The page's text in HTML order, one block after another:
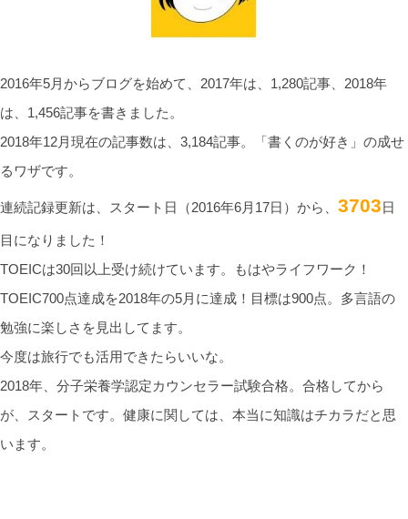
2016年5月からブログを始めて、2017年は、1,280記事、2018年
は、1,456記事を書きました。
2018年12月現在の記事数は、3,184記事。「書くのが好き」の成せ
るワザです。
連続記録更新は、スタート日（2016年6月17日）から、 3703日
目になりました！
TOEICは30回以上受け続けています。もはやライフワーク！
TOEIC700点達成を2018年の5月に達成！目標は900点。多言語の
勉強に楽しさを見出してます。
今度は旅行でも活用できたらいいな。
2018年、分子栄養学認定カウンセラー試験合格。合格してから
が、スタートです。健康に関しては、本当に知識はチカラだと思
います。